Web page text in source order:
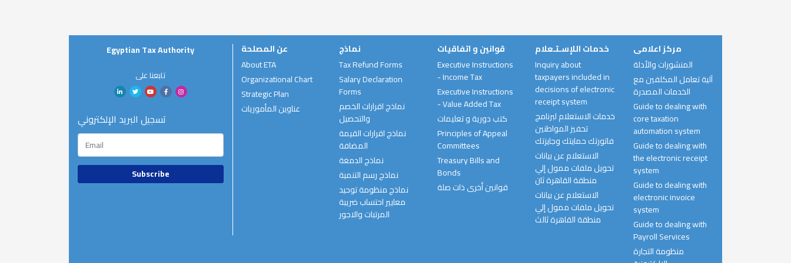
Egyptian Tax Authority
تابعنا على
تسجيل البريد الإلكتروني
عن المصلحة
About ETA
Organizational Chart
Strategic Plan
عناوين المأموريات
نماذج
Tax Refund Forms
Salary Declaration
Forms
نماذج اقرارات الخصم
والتحصيل
نماذج اقرارات القيمة
المضافة
نماذج الدمغة
نماذج رسم التنمية
نماذج منظومة توحيد
معايير احتساب ضريبة
المرتبات والاجور
قوانين و اتفاقيات
Executive Instructions
- Income Tax
Executive Instructions
- Value Added Tax
كتب دورية و تعليمات
Principles of Appeal
Committees
Treasury Bills and
Bonds
قوانين أخرى ذات صلة
خدمات اللإسـتـعلام
Inquiry about
taxpayers included in
decisions of electronic
receipt system
خدمات الاستعلام لبرنامج
تحفيز المواطنين
فاتورتك حمايتك وجايزتك
الاستعلام عن بيانات
تحويل ملفات ممول إلي
منطقة القاهرة ثان
الاستعلام عن بيانات
تحويل ملفات ممول إلي
منطقة القاهرة ثالث
مركز اعلامى
المنشورات والأدلة
آلية تعامل المكلفين مع
الخدمات المصدرة
Guide to dealing with
core taxation
automation system
Guide to dealing with
the electronic receipt
system
Guide to dealing with
electronic invoice
system
Guide to dealing with
Payroll Services
منظومة التجارة